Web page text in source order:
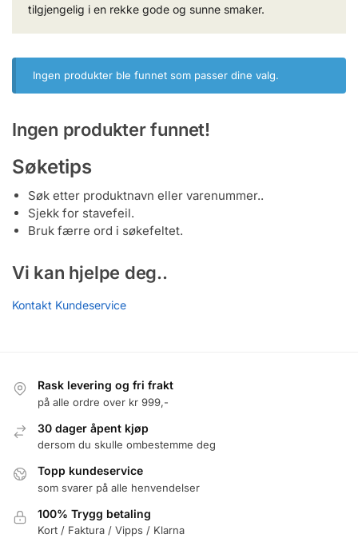
tilgjengelig i en rekke gode og sunne smaker.
Ingen produkter ble funnet som passer dine valg.
Ingen produkter funnet!
Søketips
Søk etter produktnavn eller varenummer..
Sjekk for stavefeil.
Bruk færre ord i søkefeltet.
Vi kan hjelpe deg..
Kontakt Kundeservice
Rask levering og fri frakt
på alle ordre over kr 999,-
30 dager åpent kjøp
dersom du skulle ombestemme deg
Topp kundeservice
som svarer på alle henvendelser
100% Trygg betaling
Kort / Faktura / Vipps / Klarna